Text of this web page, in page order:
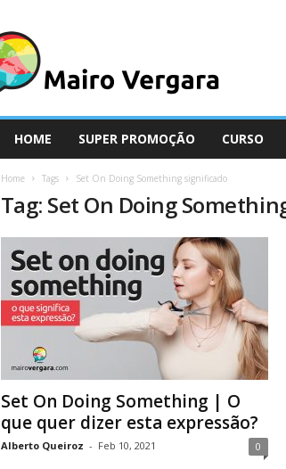
HOME SUPER PROMOÇÃO CURSO
Home Tags Set On Doing Something significado
Tag: Set On Doing
Set On Doing Something | O
que quer dizer esta expressão?
Alberto Queiroz - Feb 10, 2021 0